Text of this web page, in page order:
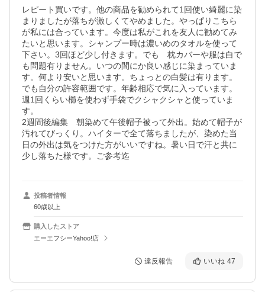
レピート買いです。他の商品を勧められて1回使い綺麗に染
まりましたが落ちが激しくてやめました。やっぱりこちら
が私には合っています。今度は私がこれを友人に勧めてみ
たいと思います。シャンプー時は濃いめのタオルを使って
下さい。3回ほど少し付きます。でも　枕カバーや服は白で
も問題有りません。いつの間にか良い感じに染まっていま
す。何より安いと思います。ちょっとの白髪は有ります。
でも自分の許容範囲です。年齢相応で気に入っています。
週1回くらい櫛を使わず手袋でクシャクシャと使っていま
す。
2週間後編集　朝染めて午後帽子被って外出。始めて帽子が
汚れてびっくり。ハイターで全て落ちましたが、染めた当
日の外出は気をつけた方がいいですね。暑い日で汗と共に
少し落ちた様です。ご参考迄
投稿者情報
60歳以上
購入したストア
エーエフシーYahoo!店
違反報告 いいね 47